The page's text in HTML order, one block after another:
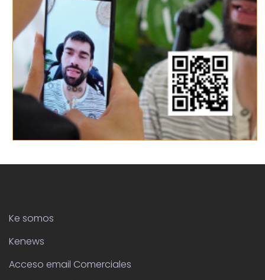
Ke somos
Kenews
Acceso email Comerciales